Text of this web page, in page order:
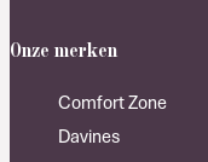
Onze merken
Comfort Zone
Davines